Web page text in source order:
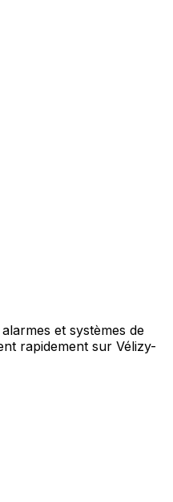
et systèmes de
rapidement sur Vélizy-